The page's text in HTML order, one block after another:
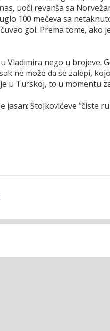
uoči revanša sa
100 mečeva sa
gol. Prema tome, ako
Vladimira nego u brojeve.
ne može da se zalepi,
u Turskoj, to u momentu
jasan: Stojkovićeve "čiste